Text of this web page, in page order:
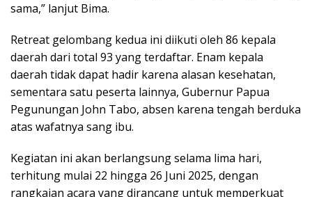
sama,” lanjut Bima.
Retreat gelombang kedua ini diikuti oleh 86 kepala
daerah dari total 93 yang terdaftar. Enam kepala
daerah tidak dapat hadir karena alasan kesehatan,
sementara satu peserta lainnya, Gubernur Papua
Pegunungan John Tabo, absen karena tengah berduka
atas wafatnya sang ibu.
Kegiatan ini akan berlangsung selama lima hari,
terhitung mulai 22 hingga 26 Juni 2025, dengan
rangkaian acara yang dirancang untuk memperkuat